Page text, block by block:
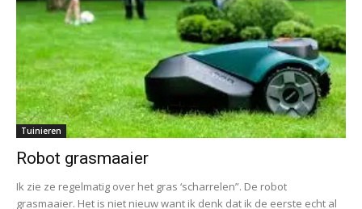
Tuinieren
Robot grasmaaier
Ik zie ze regelmatig over het gras ‘scharrelen”. De robot
grasmaaier. Het is niet nieuw want ik denk dat ik de eerste echt al